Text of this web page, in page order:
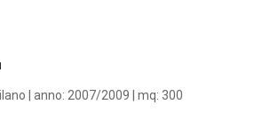
| anno: 2007/2009 | mq: 300